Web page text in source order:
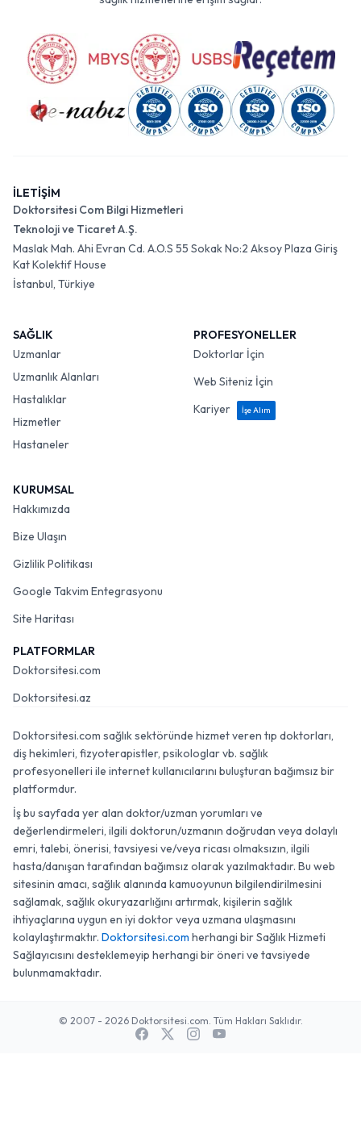
sağlık hizmetlerine erişim sağlar.
İLETİŞİM
Doktorsitesi Com Bilgi Hizmetleri
Teknoloji ve Ticaret A.Ş.
Maslak Mah. Ahi Evran Cd. A.O.S 55 Sokak No:2 Aksoy Plaza Giriş
Kat Kolektif House
İstanbul, Türkiye
SAĞLIK
Uzmanlar
Uzmanlık Alanları
Hastalıklar
Hizmetler
Hastaneler
PROFESYONELLER
Doktorlar İçin
Web Siteniz İçin
Kariyer
İşe Alım
KURUMSAL
Hakkımızda
Bize Ulaşın
Gizlilik Politikası
Google Takvim Entegrasyonu
Site Haritası
PLATFORMLAR
Doktorsitesi.com
Doktorsitesi.az
Doktorsitesi.com sağlık sektöründe hizmet veren tıp doktorları,
diş hekimleri, fizyoterapistler, psikologlar vb. sağlık
profesyonelleri ile internet kullanıcılarını buluşturan bağımsız bir
platformdur.
İş bu sayfada yer alan doktor/uzman yorumları ve
değerlendirmeleri, ilgili doktorun/uzmanın doğrudan veya dolaylı
emri, talebi, önerisi, tavsiyesi ve/veya ricası olmaksızın, ilgili
hasta/danışan tarafından bağımsız olarak yazılmaktadır. Bu web
sitesinin amacı, sağlık alanında kamuoyunun bilgilendirilmesini
sağlamak, sağlık okuryazarlığını artırmak, kişilerin sağlık
ihtiyaçlarına uygun en iyi doktor veya uzmana ulaşmasını
kolaylaştırmaktır. Doktorsitesi.com herhangi bir Sağlık Hizmeti
Sağlayıcısını desteklemeyip herhangi bir öneri ve tavsiyede
bulunmamaktadır.
© 2007 - 2026 Doktorsitesi.com. Tüm Hakları Saklıdır.